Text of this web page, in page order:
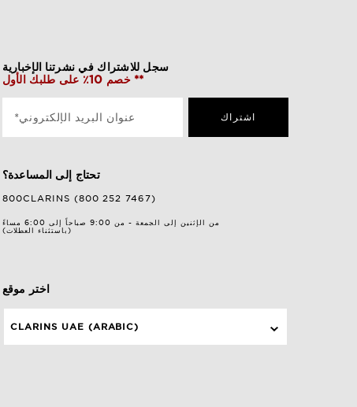
سجل للاشتراك في نشرتنا الإخبارية
خصم 10٪ على طلبك الأول **
*عنوان البريد الإلكتروني اشتراك
تحتاج إلى المساعدة؟
800CLARINS (800 252 7467)
من الإثنين إلى الجمعة - من 9:00 صباحاً إلى 6:00 مساءً
(باستثناء العطلات)
اختر موقع
CLARINS UAE (ARABIC)